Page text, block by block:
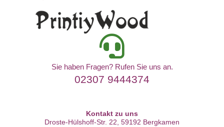
Sie haben Fragen? Rufen Sie uns an.
02307 9444374
Kontakt zu uns
Droste-Hülshoff-Str. 22, 59192 Bergkamen